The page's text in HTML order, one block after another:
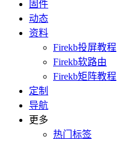
固件
动态
资料
Firekb投屏教程
Firekb软路由
Firekb矩阵教程
定制
导航
更多
热门标签